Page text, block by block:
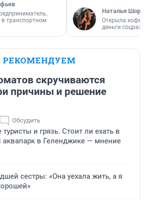
в транспортном
Наталья
Открыла
деньги
РЕКОМЕНДУЕМ
скручиваются
причины и решение
Обсудить
и грязь. Стоит ли ехать в
в Геленджике — мнение
сестры: «Она уехала жить, а я